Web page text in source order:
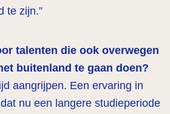
te zijn.”
talenten die ook overwegen
buitenland te gaan doen?
aangrijpen. Een ervaring in
nu een langere studieperiode